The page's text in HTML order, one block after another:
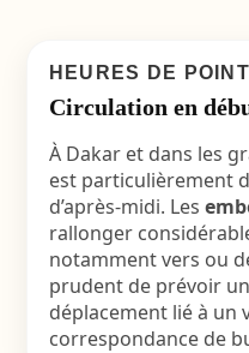
HEURES DE
Circulation en
À Dakar et dans les
est particulièrement
d’après-midi. Les
rallonger
notamment vers ou
prudent de prévoir
déplacement lié à un
correspondance de